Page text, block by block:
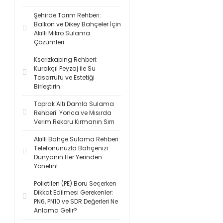
Şehirde Tarım Rehberi:
Balkon ve Dikey Bahçeler İçin
Akıllı Mikro Sulama
Çözümleri
Kserizkaping Rehberi:
Kurakçıl Peyzaj ile Su
Tasarrufu ve Estetiği
Birleştirin
Toprak Altı Damla Sulama
Rehberi: Yonca ve Mısırda
Verim Rekoru Kırmanın Sırrı
Akıllı Bahçe Sulama Rehberi:
Telefonunuzla Bahçenizi
Dünyanın Her Yerinden
Yönetin!
Polietilen (PE) Boru Seçerken
Dikkat Edilmesi Gerekenler:
PN6, PN10 ve SDR Değerleri Ne
Anlama Gelir?